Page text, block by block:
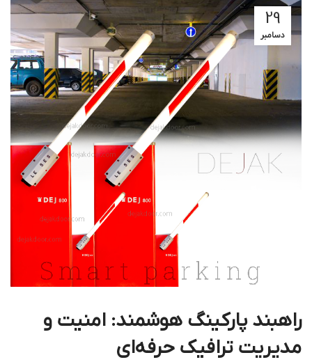
29
دسامبر
راهبند پارکینگ هوشمند: امنیت و
مدیریت ترافیک حرفه‌ای